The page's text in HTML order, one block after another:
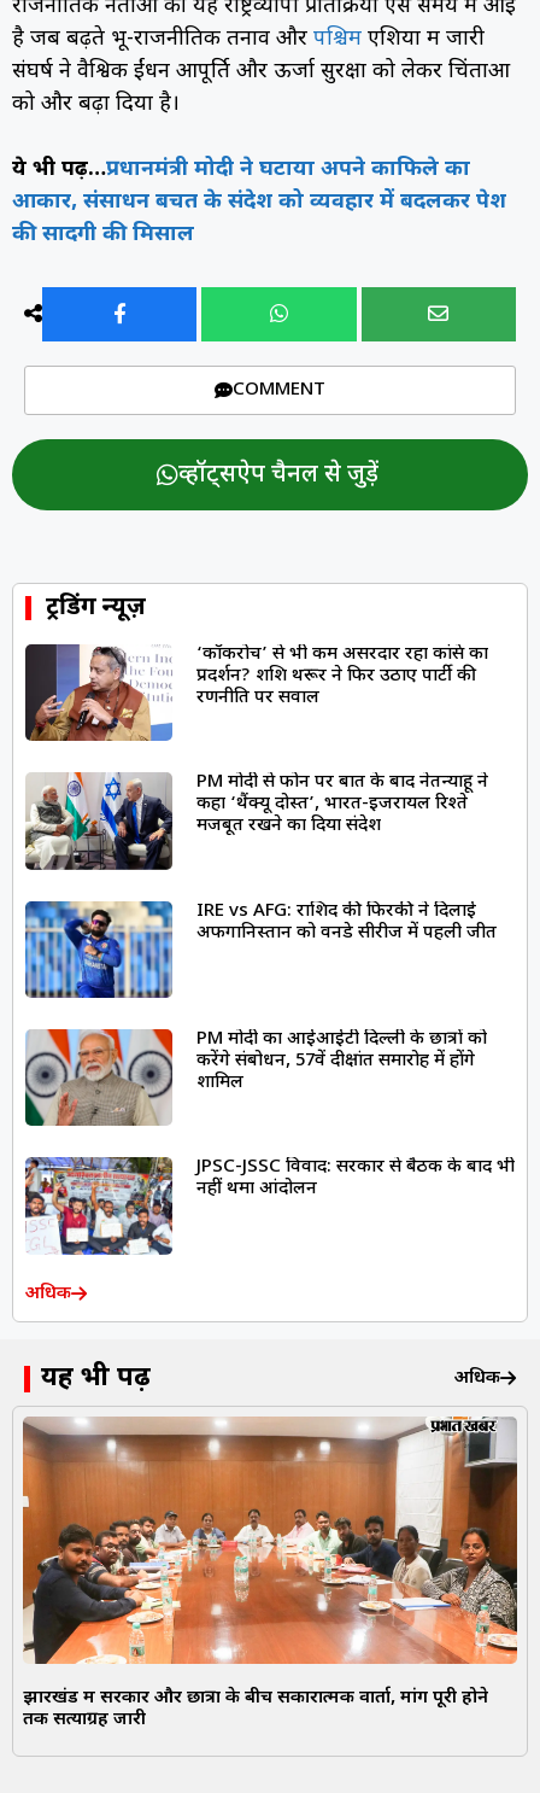
राजनीतिक नेताओं की यह राष्ट्रव्यापी प्रतिक्रिया ऐसे समय में आई
है जब बढ़ते भू-राजनीतिक तनाव और पश्चिम एशिया में जारी
संघर्ष ने वैश्विक ईंधन आपूर्ति और ऊर्जा सुरक्षा को लेकर चिंताओं
को और बढ़ा दिया है।
ये भी पढ़ें…प्रधानमंत्री मोदी ने घटाया अपने काफिले का
आकार, संसाधन बचत के संदेश को व्यवहार में बदलकर पेश
की सादगी की मिसाल
COMMENT
व्हॉट्सऐप चैनल से जुड़ें
ट्रेंडिंग न्यूज़
‘कॉकरोच’ से भी कम असरदार रहा कांग्रेस का
प्रदर्शन? शशि थरूर ने फिर उठाए पार्टी की
रणनीति पर सवाल
PM मोदी से फोन पर बात के बाद नेतन्याहू ने
कहा ‘थैंक्यू दोस्त’, भारत-इजरायल रिश्ते
मजबूत रखने का दिया संदेश
IRE vs AFG: राशिद की फिरकी ने दिलाई
अफगानिस्तान को वनडे सीरीज में पहली जीत
PM मोदी का आईआईटी दिल्ली के छात्रों को
करेंगे संबोधन, 57वें दीक्षांत समारोह में होंगे
शामिल
JPSC-JSSC विवाद: सरकार से बैठक के बाद भी
नहीं थमा आंदोलन
अधिक
यह भी पढ़ें अधिक
झारखंड में सरकार और छात्रों के बीच सकारात्मक वार्ता, मांगें पूरी होने
तक सत्याग्रह जारी